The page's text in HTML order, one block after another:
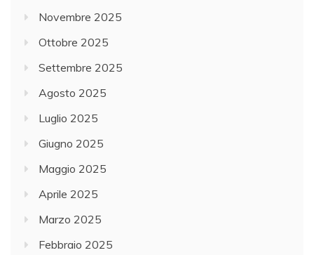
Novembre 2025
Ottobre 2025
Settembre 2025
Agosto 2025
Luglio 2025
Giugno 2025
Maggio 2025
Aprile 2025
Marzo 2025
Febbraio 2025